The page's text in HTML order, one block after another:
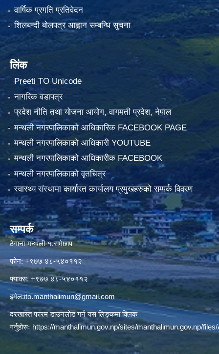
वार्षिक प्रगति प्रतिवेदन
शिलबन्दी बोलपत्र आह्वान सम्बन्धि सुचना
लिंक
Preeti TO Unicode
नागरिक वडापत्र
प्रदेश नीति तथा योजना आयोग, वागमती प्रदेश, नेपाल
मन्थली नगरपालिकाको आधिकारिक FACEBOOK PAGE
मन्थली नगरपालिकाको आधिकारी YOUTUBE
मन्थली नगरपालिकाको आधिकारीक FACEBOOK
मन्थली नगरपालिकाको वृतचित्र
स्वास्थ्य संस्थामा कार्यारत कार्यालय प्रमुखहरुको सम्पर्क विवरण
सम्पर्क
ठेगानाःमन्थली-१,रामेछाप
फोन: +९७७ ४८-५४०११२
फ्याक्स: +९७७ ४८-५४०११२
इमेल:ito.manthalimun@gmail.com
दरखास्त फारम डाउनलोड गर्न यस लिङ्कमा क्लिक
गर्नुहोसः https://manthalimun.gov.np/sites/manthalimun.gov.np/